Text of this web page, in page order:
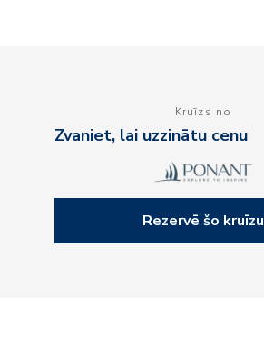
Kruīzs no
Zvaniet, lai uzzinātu cenu
Rezervē šo kruīzu